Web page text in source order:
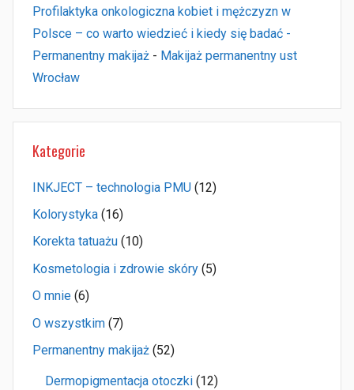
Profilaktyka onkologiczna kobiet i mężczyzn w
Polsce – co warto wiedzieć i kiedy się badać -
Permanentny makijaż - Makijaż permanentny ust
Wrocław
Kategorie
INKJECT – technologia PMU (12)
Kolorystyka (16)
Korekta tatuażu (10)
Kosmetologia i zdrowie skóry (5)
O mnie (6)
O wszystkim (7)
Permanentny makijaż (52)
Dermopigmentacja otoczki (12)